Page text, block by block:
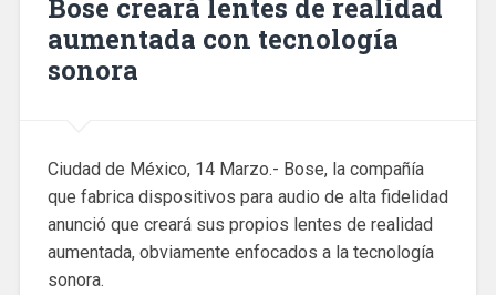
Bose creará lentes de realidad
aumentada con tecnología
sonora
Ciudad de México, 14 Marzo.- Bose, la compañía
que fabrica dispositivos para audio de alta fidelidad
anunció que creará sus propios lentes de realidad
aumentada, obviamente enfocados a la tecnología
sonora.